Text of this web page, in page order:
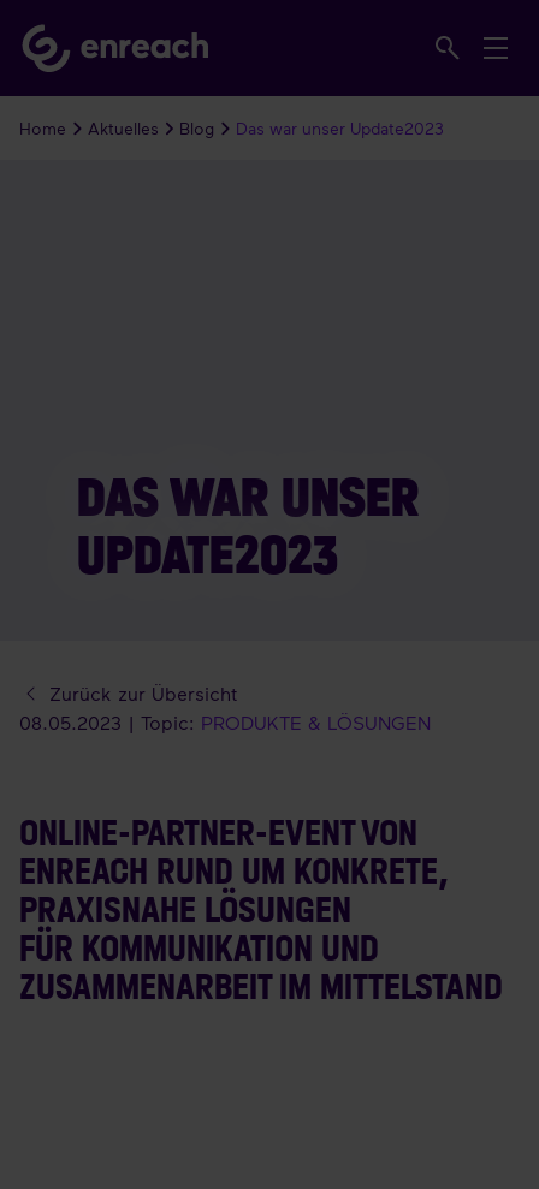
Home Aktuelles Blog Das war unser Update2023
DAS WAR UNSER
UPDATE2023
Zurück zur Übersicht
08.05.2023 | Topic: PRODUKTE & LÖSUNGEN
ONLINE-PARTNER-EVENT VON
ENREACH RUND UM KONKRETE,
PRAXISNAHE LÖSUNGEN
FÜR KOMMUNIKATION UND
ZUSAMMENARBEIT IM MITTELSTAND